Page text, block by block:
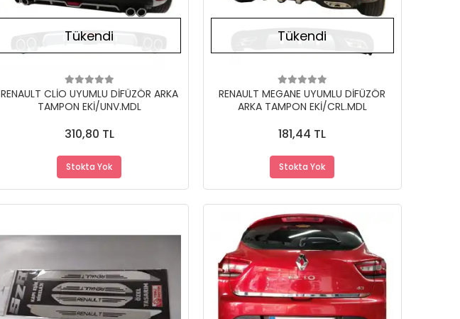
Tükendi
RENAULT CLİO UYUMLU DİFÜZÖR ARKA
TAMPON EKİ/UNV.MDL
310,80 TL
Stokta Yok
Tükendi
RENAULT MEGANE UYUMLU DİFÜZÖR
ARKA TAMPON EKİ/CRL.MDL
181,44 TL
Stokta Yok
Stokta Yok Stokta Yok